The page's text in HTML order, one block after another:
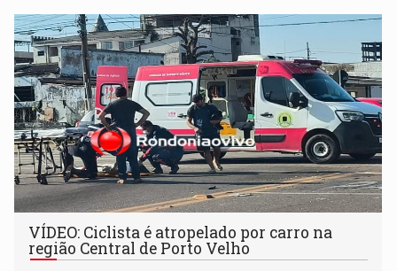
apreendido quando já estava dentro da sede da entidade
— em pleno ano eleitoral em Rondônia
VÍDEO: Ciclista é atropelado por carro na
região Central de Porto Velho